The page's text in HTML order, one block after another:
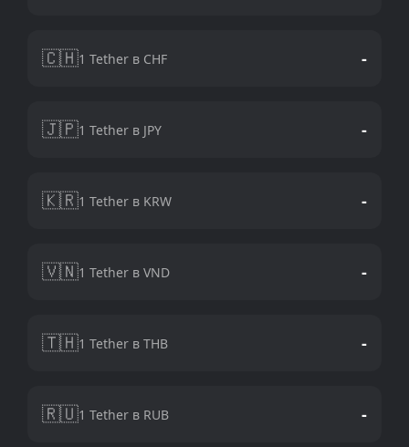
🇨🇭1 Tether в CHF -
🇯🇵1 Tether в JPY -
🇰🇷1 Tether в KRW -
🇻🇳1 Tether в VND -
🇹🇭1 Tether в THB -
🇷🇺1 Tether в RUB -